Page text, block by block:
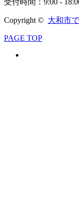
Copyright © 大和市
PAGE TOP